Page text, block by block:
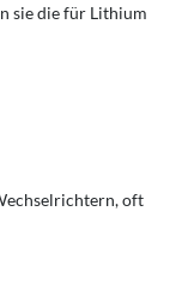
sie die für Lithium
oft